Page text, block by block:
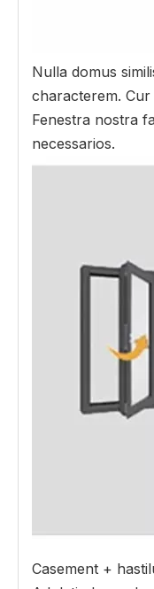
Nulla domus
characterem.
Fenestra nostra
necessarios.
Casement +